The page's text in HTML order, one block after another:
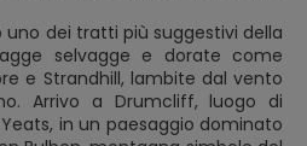
dei tratti più suggestivi della
selvagge e dorate come
e Strandhill, lambite dal vento
Arrivo a Drumcliff, luogo di
in un paesaggio dominato